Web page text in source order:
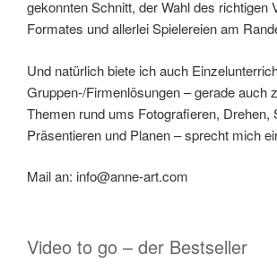
gekonnten Schnitt, der Wahl des richtigen
Formates und allerlei Spielereien am
Und natürlich biete ich auch
Gruppen-/Firmenlösungen – gerade auch
Themen rund ums Fotografieren, Drehen,
Präsentieren und Planen – sprecht mich
Mail an: info@anne-art.com
Video to go – der Bestseller